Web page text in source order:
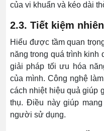
của vi khuẩn và kéo dài
2.3. Tiết kiệm
Hiểu được tầm quan
năng trong quá trình kinh
giải pháp tối ưu hóa
của mình. Công nghệ
cách nhiệt hiệu quả giúp
thụ. Điều này giúp
người sử dụng.